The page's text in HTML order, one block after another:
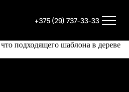
+375 (29) 737-33-33
подходящего шаблона в дереве